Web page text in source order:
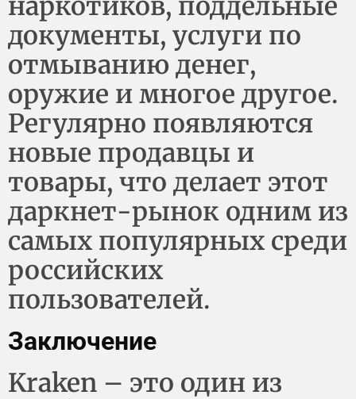
документы, услуги по
отмыванию денег,
оружие и многое другое.
Регулярно появляются
новые продавцы и
товары, что делает этот
даркнет-рынок одним из
самых популярных среди
российских
пользователей.
Заключение
Kraken – это один из